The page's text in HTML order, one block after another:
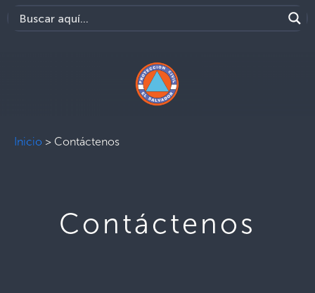
Inicio > Contáctenos
Contáctenos